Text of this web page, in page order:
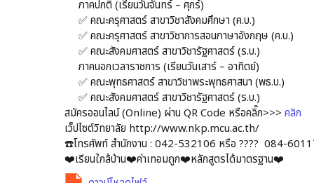
ภาคปกติ (เรียนวันจันทร์ – ศุกร์)
✅ คณะครุศาสตร์ สาขาวิชาสังคมศึกษา (ค.บ.)
✅ คณะครุศาสตร์ สาขาวิชาการสอนภาษาอังกฤษ (ค.บ.)
✅ คณะสังคมศาสตร์ สาขาวิชารัฐศาสตร์ (ร.บ.)
ภาคนอกเวลาราชการ (เรียนวันเสาร์ – อาทิตย์)
✅ คณะพุทธศาสตร์ สาขาวิชาพระพุทธศาสนา (พธ.บ.)
✅ คณะสังคมศาสตร์ สาขาวิชารัฐศาสตร์ (ร.บ.)
สมัครออนไลน์ (Online) ผ่าน QR Code หรือคลิ๊ก>>> คลิก
เว็ปไซต์วิทยาลัย http://www.nkp.mcu.ac.th/
☎️โทรศัพท์ สำนักงาน : 042-532106 หรือ ???? 084-
❤️️️เรียนใกล้บ้าน❤️ค่าเทอมถูก❤️หลักสูตรได้มาตรฐาน❤️️️